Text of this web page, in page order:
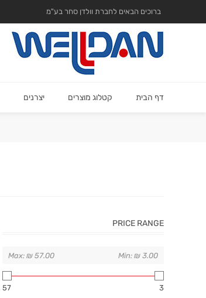
ברוכים הבאים לחברת וולדן סחר בע"מ
דף הבית קטלוג מוצרים יצרנים
PRICE RANGE
Min: ₪ 3.00
Max: ₪ 57.00
3
57